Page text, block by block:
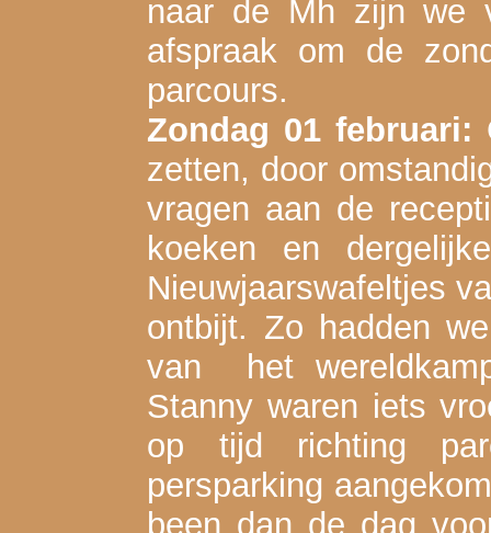
naar de Mh zijn we
afspraak om de
parcours.
Zondag 01 februari:
zetten, door
vragen aan de
koeken en
Nieuwjaarswafeltjes
ontbijt. Zo hadden
van het
Stanny waren iets
op tijd richting
persparking
been dan de dag